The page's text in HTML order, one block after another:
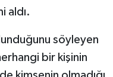
aldı.
söyleyen
bir kişinin